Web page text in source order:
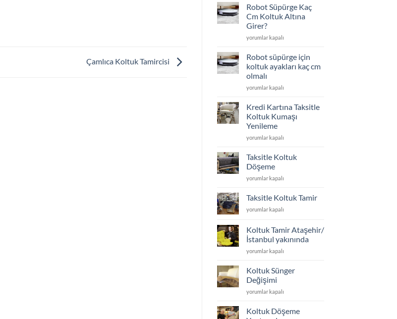
Çamlıca Koltuk Tamircisi
mi
Yeni
Koltuk
Almak
için
Robot Süpürge Kaç
Cm Koltuk Altına
Girer?
Robot
Kaç
Koltuk
Altına
Girer?
yorumlar kapalı
Robot süpürge için
koltuk ayakları kaç cm
olmalı
Robot
için
ayakları
kaç
cm
için
yorumlar kapalı
Kredi Kartına Taksitle
Koltuk Kumaşı
Yenileme
Kredi
Taksitle
Kumaşı
Yenileme
yorumlar kapalı
Taksitle Koltuk
Döşeme
Taksitle
Döşeme
yorumlar kapalı
Taksitle Koltuk Tamir
Taksitle
için
yorumlar kapalı
Koltuk Tamir Ataşehir/
İstanbul yakınında
Koltuk
Ataşehir/
İstanbul
yakınında
için
yorumlar kapalı
Koltuk Sünger
Değişimi
Koltuk
Değişimi
yorumlar kapalı
Koltuk Döşeme